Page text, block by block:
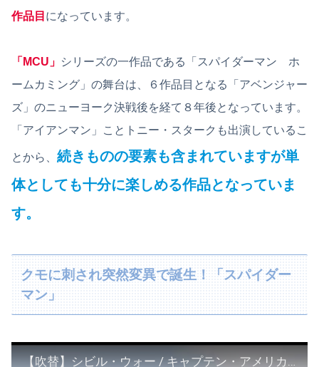
作品目 になっています。
「MCU」 シリーズの一作品である「スパイダーマン ホ
ームカミング」の舞台は、６作品目となる「アベンジャー
ズ」のニューヨーク決戦後を経て８年後となっています。
「アイアンマン」ことトニー・スタークも出演しているこ
とから、 続きものの要素も含まれていますが単
体としても十分に楽しめる作品となっていま
す。
クモに刺され突然変異で誕生！「スパイダー
マン」
【吹替】シビル・ウォー / キャプテン・アメリカ アベンジャーズ 分裂